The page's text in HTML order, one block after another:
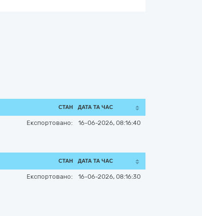
СТАН ДАТА ТА ЧАС
Експортовано: 16-06-2026, 08:16:40
СТАН ДАТА ТА ЧАС
Експортовано: 16-06-2026, 08:16:30